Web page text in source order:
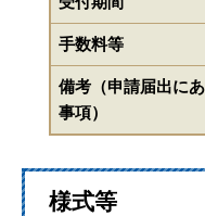
手数料等
備考（申請届出に
事項）
様式等